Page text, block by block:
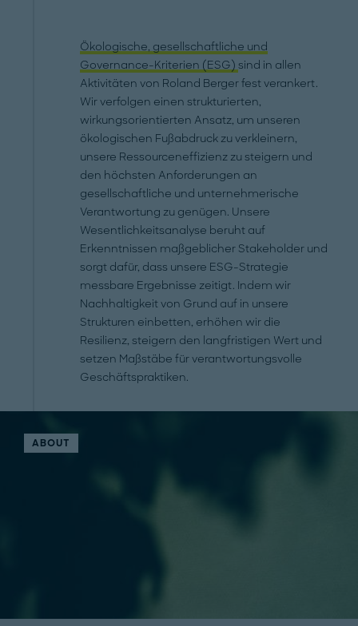
Ökologische, gesellschaftliche und
Governance-Kriterien (ESG)sind in allen
Aktivitäten von Roland Berger fest verankert.
Wir verfolgen einen strukturierten,
wirkungsorientierten Ansatz, um unseren
ökologischen Fußabdruck zu verkleinern,
unsere Ressourceneffizienz zu steigern und
den höchsten Anforderungen an
gesellschaftliche und unternehmerische
Verantwortung zu genügen. Unsere
Wesentlichkeitsanalyse beruht auf
Erkenntnissen maßgeblicher Stakeholder und
sorgt dafür, dass unsere ESG-Strategie
messbare Ergebnisse zeitigt. Indem wir
Nachhaltigkeit von Grund auf in unsere
Strukturen einbetten, erhöhen wir die
Resilienz, steigern den langfristigen Wert und
setzen Maßstäbe für verantwortungsvolle
Geschäftspraktiken.
ABOUT